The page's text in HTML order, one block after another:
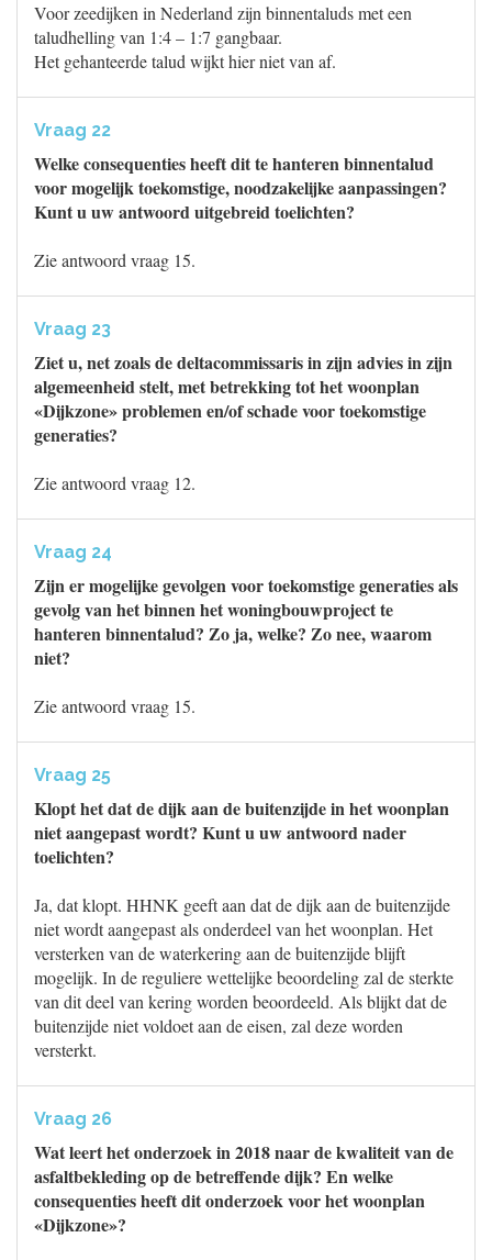
Voor zeedijken in Nederland zijn binnentaluds met een
taludhelling van 1:4 – 1:7 gangbaar.
Het gehanteerde talud wijkt hier niet van af.
Vraag 22
Welke consequenties heeft dit te hanteren binnentalud
voor mogelijk toekomstige, noodzakelijke aanpassingen?
Kunt u uw antwoord uitgebreid toelichten?
Zie antwoord vraag 15.
Vraag 23
Ziet u, net zoals de deltacommissaris in zijn advies in zijn
algemeenheid stelt, met betrekking tot het woonplan
«Dijkzone» problemen en/of schade voor toekomstige
generaties?
Zie antwoord vraag 12.
Vraag 24
Zijn er mogelijke gevolgen voor toekomstige generaties als
gevolg van het binnen het woningbouwproject te
hanteren binnentalud? Zo ja, welke? Zo nee, waarom
niet?
Zie antwoord vraag 15.
Vraag 25
Klopt het dat de dijk aan de buitenzijde in het woonplan
niet aangepast wordt? Kunt u uw antwoord nader
toelichten?
Ja, dat klopt. HHNK geeft aan dat de dijk aan de buitenzijde
niet wordt aangepast als onderdeel van het woonplan. Het
versterken van de waterkering aan de buitenzijde blijft
mogelijk. In de reguliere wettelijke beoordeling zal de sterkte
van dit deel van kering worden beoordeeld. Als blijkt dat de
buitenzijde niet voldoet aan de eisen, zal deze worden
versterkt.
Vraag 26
Wat leert het onderzoek in 2018 naar de kwaliteit van de
asfaltbekleding op de betreffende dijk? En welke
consequenties heeft dit onderzoek voor het woonplan
«Dijkzone»?